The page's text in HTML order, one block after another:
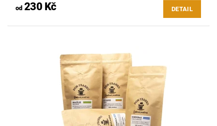
od230 Kč DETAIL